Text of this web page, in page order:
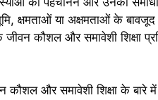
क्षमताओं या अक्षमताओं के
कौशल और समावेशी शिक्षा
कौशल और समावेशी शिक्षा के बारे